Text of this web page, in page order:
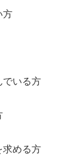
方
でいる方
求める方